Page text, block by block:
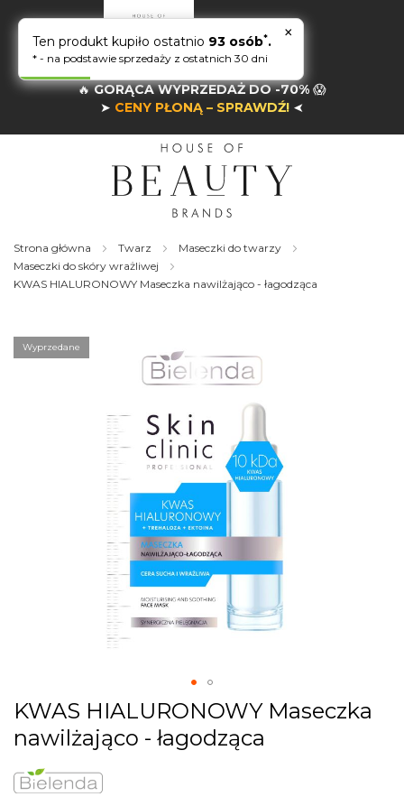
🔥GORĄCA WYPRZEDAŻ DO -70% 😱
➤ CENY PŁONĄ – SPRAWDŹ! ➤
Strona główna Twarz
Maseczki do twarzy
Maseczki do skóry wrażliwej
KWAS HIALURONOWY Maseczka nawilżająco - łagodząca
the
end
Wyprzedane
Skip
to
the
of
the
KWAS HIALURONOWY Maseczka
nawilżająco - łagodząca
×
Ten produkt kupiło ostatnio 93 osób*.
* - na podstawie sprzedaży z ostatnich 30 dni